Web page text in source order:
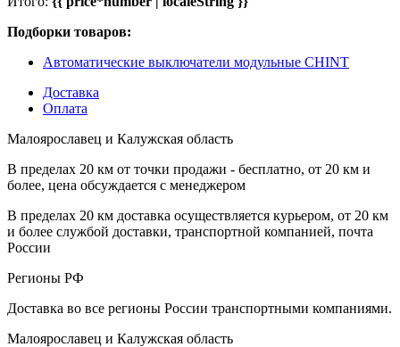
Подборки товаров:
Автоматические выключатели модульные CHINT
Доставка
Оплата
Малоярославец и Калужская область
В пределах 20 км от точки продажи - бесплатно, от 20 км и
более, цена обсуждается с менеджером
В пределах 20 км доставка осуществляется курьером, от 20 км
и более службой доставки, транспортной компанией, почта
России
Регионы РФ
Доставка во все регионы России транспортными компаниями.
Малоярославец и Калужская область